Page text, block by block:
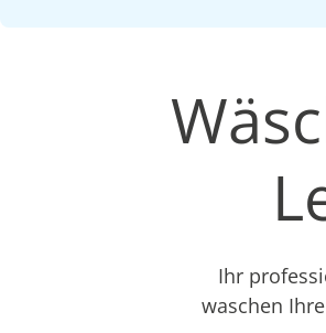
Ihr
waschen